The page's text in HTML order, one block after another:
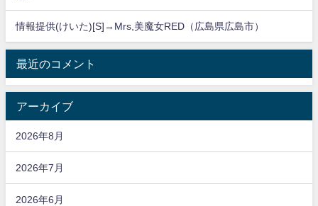
情報提供(けいた)[S]→Mrs,美魔女RED（広島県広島市）
最近のコメント
アーカイブ
2026年8月
2026年7月
2026年6月